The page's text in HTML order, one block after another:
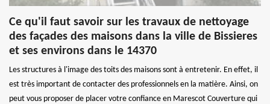
Ce qu'il faut savoir sur les travaux de nettoyage
des façades des maisons dans la ville de Bissieres
et ses environs dans le 14370
Les structures à l'image des toits des maisons sont à entretenir. En effet, il
est très important de contacter des professionnels en la matière. Ainsi, on
peut vous proposer de placer votre confiance en Marescot Couverture qui